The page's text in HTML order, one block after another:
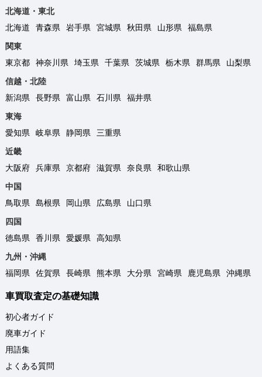
北海道・東北
北海道
青森県 岩手県 宮城県 秋田県 山形県
福島県
関東
東京都
神奈川県 埼玉県 千葉県 茨城県 栃木県 群馬県
山梨県
信越・北陸
新潟県
長野県 富山県 石川県
福井県
東海
愛知県
岐阜県 静岡県
三重県
近畿
大阪府
兵庫県 京都府 滋賀県 奈良県
和歌山県
中国
鳥取県
島根県 岡山県 広島県
山口県
四国
徳島県
香川県 愛媛県
高知県
九州・沖縄
福岡県
佐賀県 長崎県 熊本県 大分県 宮崎県 鹿児島県 沖縄県
車買取査定の基礎知識
初心者ガイド
廃車ガイド
用語集
よくある質問